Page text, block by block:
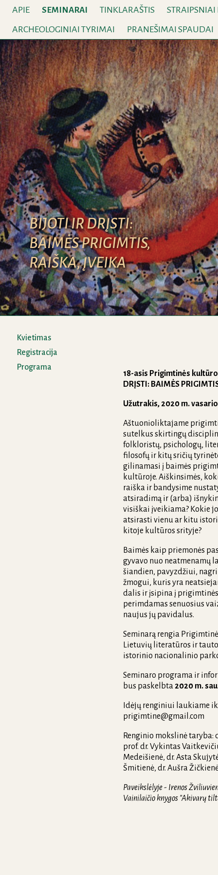
APIE SEMINARAI TINKLARAŠTIS
STRAIPSNIAI
ARCHEOLOGINIAI TYRIMAI
PRANEŠIMAI SPAUDAI
BIJOTI IR DRĮSTI:
BAIMĖS PRIGIMTIS,
RAIŠKA, ĮVEIKA
Kvietimas
Registracija
Programa
18-asis Prigimtinės
DRĮSTI: BAIMĖS
Užutrakis, 2020 m.
Aštuonioliktajame
sutelkus skirtingų
folkloristų, psichologų,
filosofų ir kitų sričių
gilinamasi į baimės
kultūroje. Aiškinsimės,
raiška ir bandysime
atsiradimą ir (arba)
visiškai įveikiama? Kokie
atsirasti vienu ar kitu
kitoje kultūros srityje?
Baimės kaip priemonės
gyvavo nuo neatmenamų
šiandien, pavyzdžiui,
žmogui, kuris yra
dalis ir įsipina į
perimdamas senuosius
naujus jų pavidalus.
Seminarą rengia
Lietuvių literatūros ir
istorinio nacionalinio
Seminaro programa ir
bus paskelbta 2020 m.
Idėjų renginiui laukiame
prigimtine@gmail.com
Renginio mokslinė taryba:
prof. dr. Vykintas
Medeišienė, dr. Asta
Šmitienė, dr. Aušra
Paveikslėlyje - Irenos
Vainilaičio knygos "Akivarų